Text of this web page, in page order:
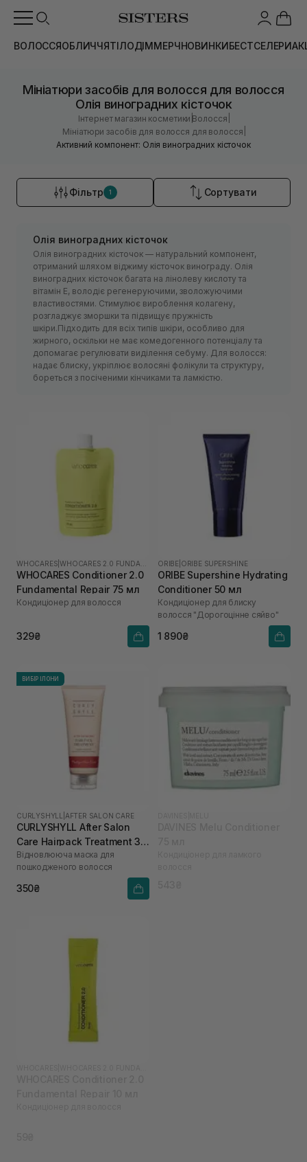
ВОЛОССЯОБЛИЧЧЯТІЛОДІММЕРЧНОВИНКИБЕСТСЕЛЕРИ
Мініатюри засобів для волосся для волосся
Олія виноградних кісточок
Інтернет магазин косметики |Волосся
Мініатюри засобів для волосся для волосся
Активний компонент: Олія виноградних кісточок
Фільтр 1 Сортувати
Олія виноградних кісточок
Олія виноградних кісточок — натуральний компонент,
отриманий шляхом віджиму кісточок винограду. Олія
виноградних кісточок багата на лінолеву кислоту та
вітамін Е, володіє регенеруючими, зволожуючими
властивостями. Стимулює вироблення колагену,
розгладжує зморшки та підвищує пружність
шкіри.Підходить для всіх типів шкіри, особливо для
жирного, оскільки не має комедогенного потенціалу та
допомагає регулювати виділення себуму. Для волосся:
надає блиску, укріплює волосяні фолікули та структуру,
бореться з посіченими кінчиками та ламкістю.
WHOCARES |
WHOCARES Conditioner 2.0
Fundamental Repair 75 мл
Кондиціонер для волосся
329₴
ORIBE ORIBE SUPERSHINE
ORIBE Supershine Hydrating
Conditioner 50 мл
Кондиціонер для блиску
волосся "Дорогоцінне сяйво"
1 890₴
ВИБІР ІЛОНИ
CURLYSHYLL AFTER SALON CARE
CURLYSHYLL After Salon
Care Hairpack Treatment 30
мл
Відновлююча маска для
пошкодженого волосся
350₴